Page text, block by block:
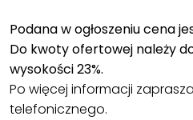
Podana w ogłoszeniu cena
Do kwoty ofertowej należy
wysokości 23%.
Po więcej informacji
telefonicznego.